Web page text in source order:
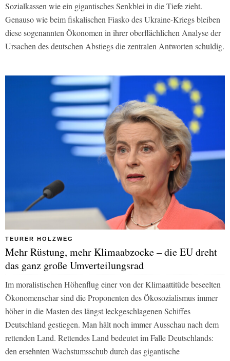
Sozialkassen wie ein gigantisches Senkblei in die Tiefe zieht.
Genauso wie beim fiskalischen Fiasko des Ukraine-Kriegs bleiben
diese sogenannten Ökonomen in ihrer oberflächlichen Analyse der
Ursachen des deutschen Abstiegs die zentralen Antworten schuldig.
TEURER HOLZWEG
Mehr Rüstung, mehr Klimaabzocke – die EU dreht
das ganz große Umverteilungsrad
Im moralistischen Höhenflug einer von der Klimaattitüde beseelten
Ökonomenschar sind die Proponenten des Ökosozialismus immer
höher in die Masten des längst leckgeschlagenen Schiffes
Deutschland gestiegen. Man hält noch immer Ausschau nach dem
rettenden Land. Rettendes Land bedeutet im Falle Deutschlands:
den ersehnten Wachstumsschub durch das gigantische